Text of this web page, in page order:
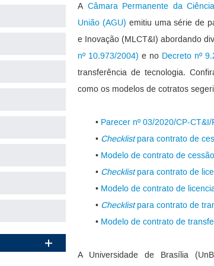
A Câmara Permanente da
União (AGU) emitiu uma série de
e Inovação (MLCT&I) abordando
nº 10.973/2004) e no Decreto nº
transferência de tecnologia.
como os modelos de cotratos
• Parecer nº 03/2020/CP-CT&I/
• Checklistpara contrato de
• Modelo de contrato de
• Checklistpara contrato de
• Modelo de contrato de
• Checklistpara contrato de
• Modelo de contrato de
A Universidade de Brasília